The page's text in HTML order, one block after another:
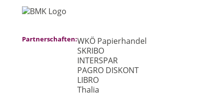
Partnerschaften:WKÖ Papierhandel
SKRIBO
INTERSPAR
PAGRO DISKONT
LIBRO
Thalia